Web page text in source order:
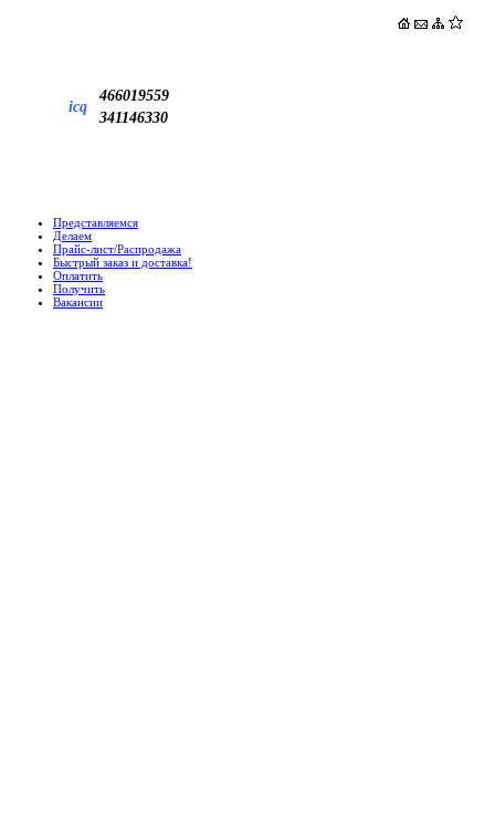
icq
466019559
341146330
Представляемся
Делаем
Прайс-лист/Распродажа
Быстрый заказ и доставка!
Оплатить
Получить
Вакансии